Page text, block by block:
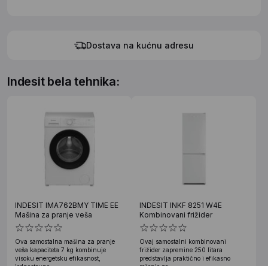
Dostava na kućnu adresu
Indesit bela tehnika:
INDESIT IMA762BMY TIME EE
Mašina za pranje veša
Ova samostalna mašina za pranje
veša kapaciteta 7 kg kombinuje
visoku energetsku efikasnost,
INDESIT INKF 8251 W4E
Kombinovani frižider
Ovaj samostalni kombinovani
frižider zapremine 250 litara
predstavlja praktično i efikasno